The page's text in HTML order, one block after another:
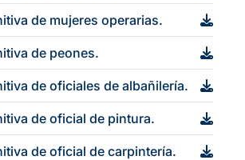
de mujeres operarias.
de peones.
de oficiales de albañilería.
de oficial de pintura.
de oficial de carpintería.